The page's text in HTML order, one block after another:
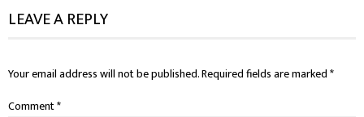
LEAVE A REPLY
Your email address will not be published.Required fields are marked*
Comment*